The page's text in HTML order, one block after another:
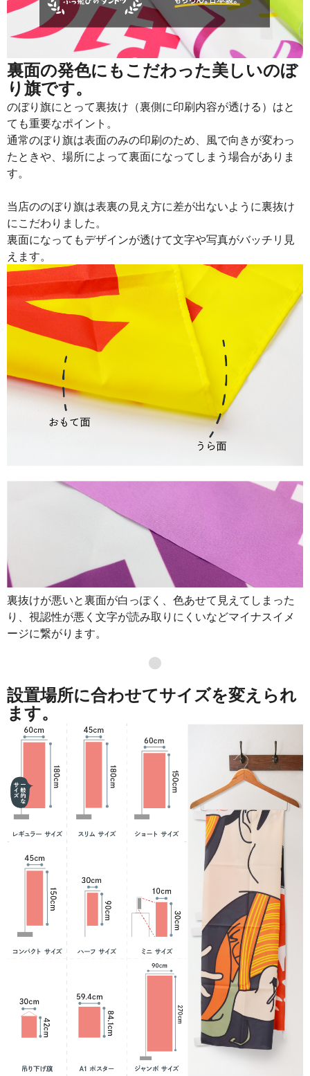
裏面の発色にもこだわった美しいのぼ
り旗です。
のぼり旗にとって裏抜け（裏側に印刷内容が透ける）はと
ても重要なポイント。
通常のぼり旗は表面のみの印刷のため、風で向きが変わっ
たときや、場所によって裏面になってしまう場合がありま
す。
当店ののぼり旗は表裏の見え方に差が出ないように裏抜け
にこだわりました。
裏面になってもデザインが透けて文字や写真がバッチリ見
えます。
裏抜けが悪いと裏面が白っぽく、色あせて見えてしまった
り、視認性が悪く文字が読み取りにくいなどマイナスイメ
ージに繋がります。
●
設置場所に合わせてサイズを変えられ
ます。